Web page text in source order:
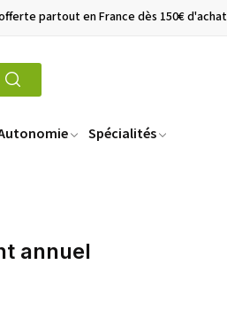
partout en France dès 150€ d'achat
Spécialités
annuel